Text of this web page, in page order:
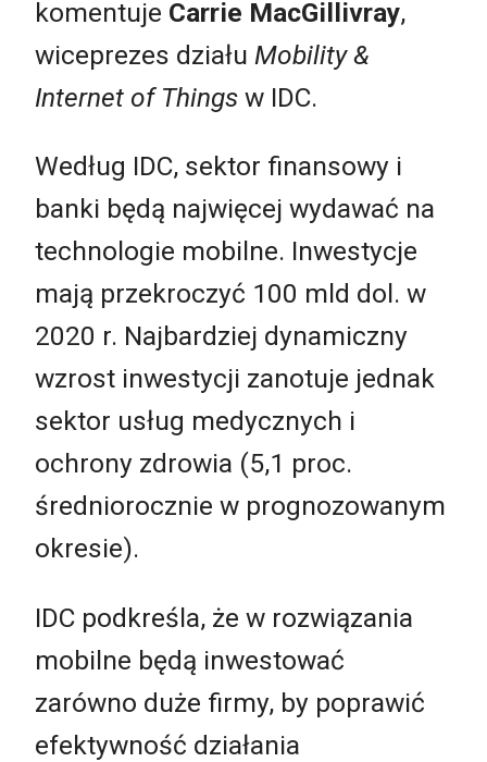
komentuje Carrie MacGillivray,
wiceprezes działu Mobility &
Internet of Things w IDC.
Według IDC, sektor finansowy i
banki będą najwięcej wydawać na
technologie mobilne. Inwestycje
mają przekroczyć 100 mld dol. w
2020 r. Najbardziej dynamiczny
wzrost inwestycji zanotuje jednak
sektor usług medycznych i
ochrony zdrowia (5,1 proc.
średniorocznie w prognozowanym
okresie).
IDC podkreśla, że w rozwiązania
mobilne będą inwestować
zarówno duże firmy, by poprawić
efektywność działania